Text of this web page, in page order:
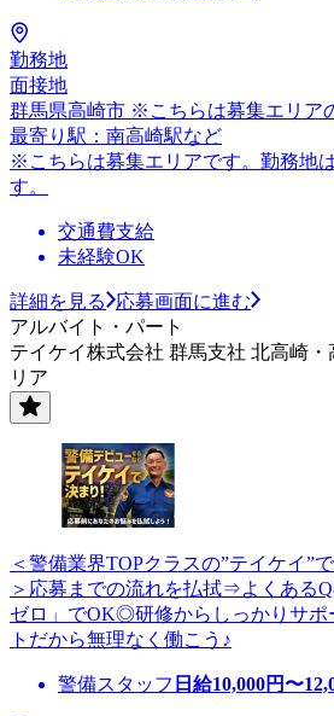
勤務地
面接地
群馬県高崎市 ※こちらは募集エリア
最寄り駅：南高崎駅など
※こちらは募集エリアです。勤務地
す。
交通費支給
未経験OK
詳細を見る
応募画面に進む
アルバイト・パート
テイケイ株式会社 群馬支社 北高崎
リア
＜警備業界TOPクラスの”テイケイ”
＞応募までの流れを払拭⇒よくある
ゼロ」でOK◎研修からしっかりサポ
トだから無理なく働こう♪
警備スタッフ 日給10,000円〜